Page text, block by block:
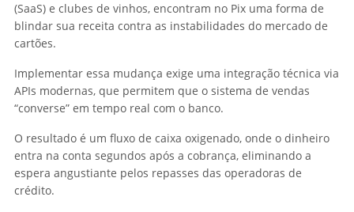
(SaaS) e clubes de vinhos, encontram no Pix uma forma de
blindar sua receita contra as instabilidades do mercado de
cartões.
Implementar essa mudança exige uma integração técnica via
APIs modernas, que permitem que o sistema de vendas
“converse” em tempo real com o banco.
O resultado é um fluxo de caixa oxigenado, onde o dinheiro
entra na conta segundos após a cobrança, eliminando a
espera angustiante pelos repasses das operadoras de
crédito.